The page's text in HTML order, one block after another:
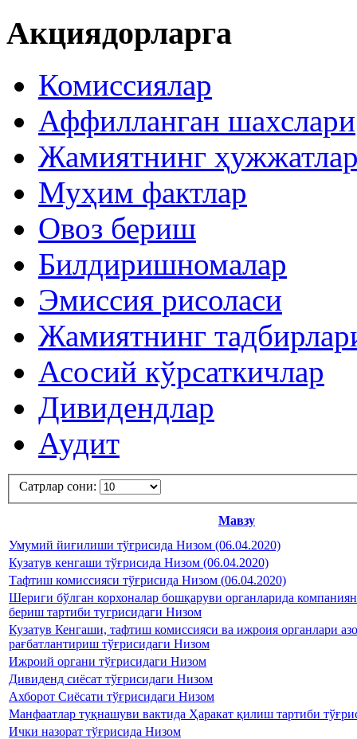
Акциядорларга
Комиссиялар
Аффилланган шахслари
Жамиятнинг
Муҳим фактлар
Овоз бериш
Билдиришномалар
Эмиссия рисоласи
Жамиятнинг
Асосий кўрсаткичлар
Дивидендлар
Аудит
Сатрлар сони:
Мавзу
Умумий йиғилиши тўғрисида Низом (06.04.2020)
Кузатув кенгаши тўғрисида Низом (06.04.2020)
Тафтиш комиссияси тўғрисида Низом (06.04.2020)
Шериги бўлган корхоналар бошқаруви органларида
бериш тартиби тугрисидаги Низом
Кузатув Кенгаши, тафтиш комиссияси ва ижроия органлари
рағбатлантириш тўғрисидаги Низом
Ижроий органи тўғрисидаги Низом
Дивиденд сиёсат тўғрисидаги Низом
Ахборот Сиёсати тўғрисидаги Низом
Манфаатлар туқнашуви вактида Ҳаракат қилиш тартиби
Ички назорат тўғрисида Низом